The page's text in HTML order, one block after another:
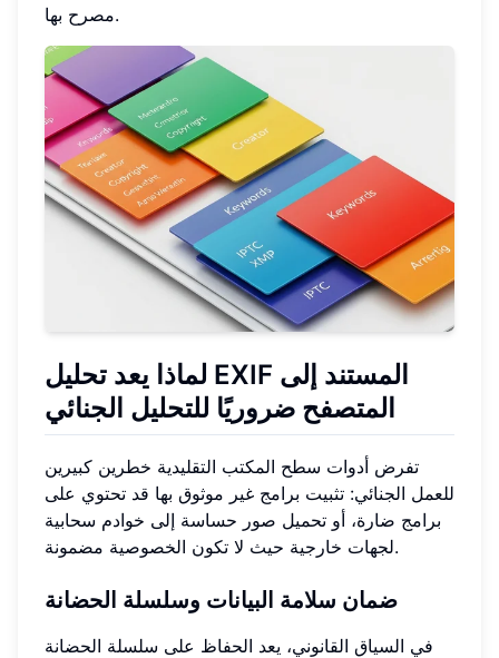
مصرح بها.
لماذا يعد تحليل EXIF المستند إلى
المتصفح ضروريًا للتحليل الجنائي
تفرض أدوات سطح المكتب التقليدية خطرين كبيرين
للعمل الجنائي: تثبيت برامج غير موثوق بها قد تحتوي على
برامج ضارة، أو تحميل صور حساسة إلى خوادم سحابية
لجهات خارجية حيث لا تكون الخصوصية مضمونة.
ضمان سلامة البيانات وسلسلة الحضانة
في السياق القانوني، يعد الحفاظ على سلسلة الحضانة